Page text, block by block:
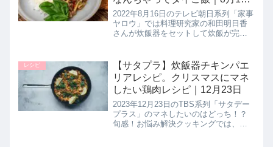
日
2022年8月16日のテレビ朝日系列「家事
ヤロウ」では料理研究家の和田明日香
さんが炊飯器をセットして炊飯が完了
披露した簡単絶品タイ料理の中より
【超簡単ガパオライス】の作...
レシピ
【サタプラ】炊飯器チキンパエ
リアレシピ。クリスマスにマネ
したい鶏肉レシピ｜12月23日
2023年12月23日のTBS系列「サタデー
プラス」のマネしたいのはどっち！？
旬感！お悩み解決クッキングでは、定